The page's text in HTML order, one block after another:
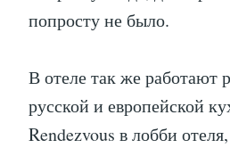
попросту не было.
В отеле так же работают
русской и европейской
Rendezvous в лобби